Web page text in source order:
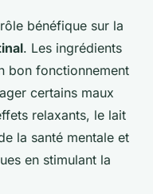
bénéfique sur la
. Les ingrédients
bon fonctionnement
certains maux
relaxants, le lait
la santé mentale et
en stimulant la